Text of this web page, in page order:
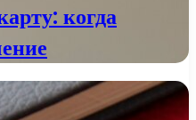
когда